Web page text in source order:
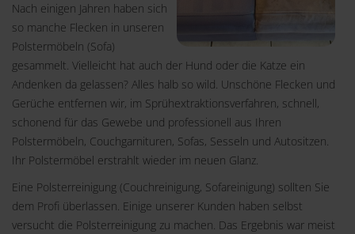
Nach einigen Jahren haben sich
so manche Flecken in unseren
Polstermöbeln (Sofa)
gesammelt. Vielleicht hat auch der Hund oder die Katze ein
Andenken da gelassen? Alles halb so wild. Unschöne Flecken und
Gerüche entfernen wir, im Sprühextraktionsverfahren, schnell,
schonend für das Gewebe und professionell aus Ihren
Polstermöbeln, Couchgarnituren, Sofas, Sesseln und Autositzen.
Ihr Polstermöbel erstrahlt wieder im neuen Glanz.
Eine Polsterreinigung (Couchreinigung, Sofareinigung) sollten Sie
dem Profi überlassen. Einige unserer Kunden haben selbst
versucht die Polsterreinigung zu machen. Das Ergebnis war meist